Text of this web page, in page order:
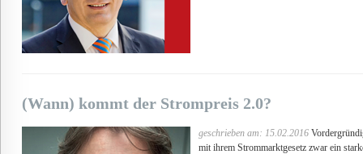
(Wann) kommt der Strompreis 2.0?
geschrieben am: 15.02.2016
mit ihrem Strommarktgesetz zwar ein